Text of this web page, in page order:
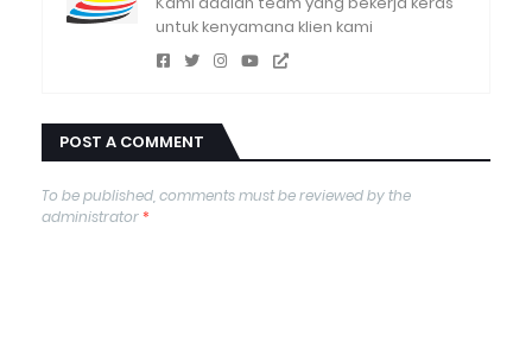
untuk kenyamana klien kami
POST A COMMENT
To be published, comments must be reviewed by the
administrator*